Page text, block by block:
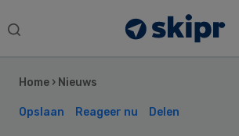
Search
Home › Nieuws
Opslaan Reageer nu Delen
Sidebar